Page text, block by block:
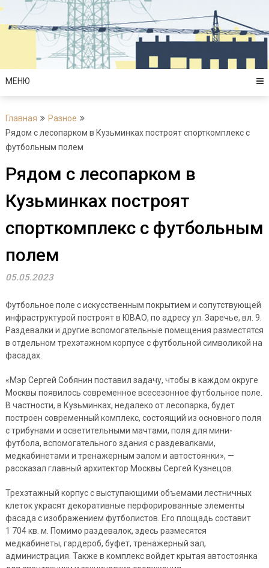
Перейти
содержимому
МЕНЮ
Главная
Разное
Рядом с лесопарком в Кузьминках построят спорткомплекс с
футбольным полем
Рядом с лесопарком в
Кузьминках построят
спорткомплекс с футбольным
полем
05.05.2023
Футбольное поле с искусственным покрытием и сопутствующей
инфраструктурой построят в ЮВАО, по адресу ул. Заречье, вл. 9.
Раздевалки и другие вспомогательные помещения разместятся
в отдельном трехэтажном корпусе с футбольной символикой на
фасадах.
«Мэр Сергей Собянин поставил задачу, чтобы в каждом округе
Москвы появилось современное всесезонное футбольное поле.
В частности, в Кузьминках, недалеко от лесопарка, будет
построен современный комплекс, состоящий из основного поля
с трибунами и осветительными мачтами, поля для мини-
футбола, вспомогательного здания с раздевалками,
медкабинетами и тренажерным залом и автостоянки», —
рассказал главный архитектор Москвы Сергей Кузнецов.
Трехэтажный корпус с выступающими объемами лестничных
клеток украсят декоративные перфорированные элементы
фасада с изображением футболистов. Его площадь составит
1 704 кв. м. Помимо раздевалок, здесь размесятся
медкабинеты, гардероб, буфет, тренажерный зал,
администрация. Также в комплекс войдет крытая автостоянка